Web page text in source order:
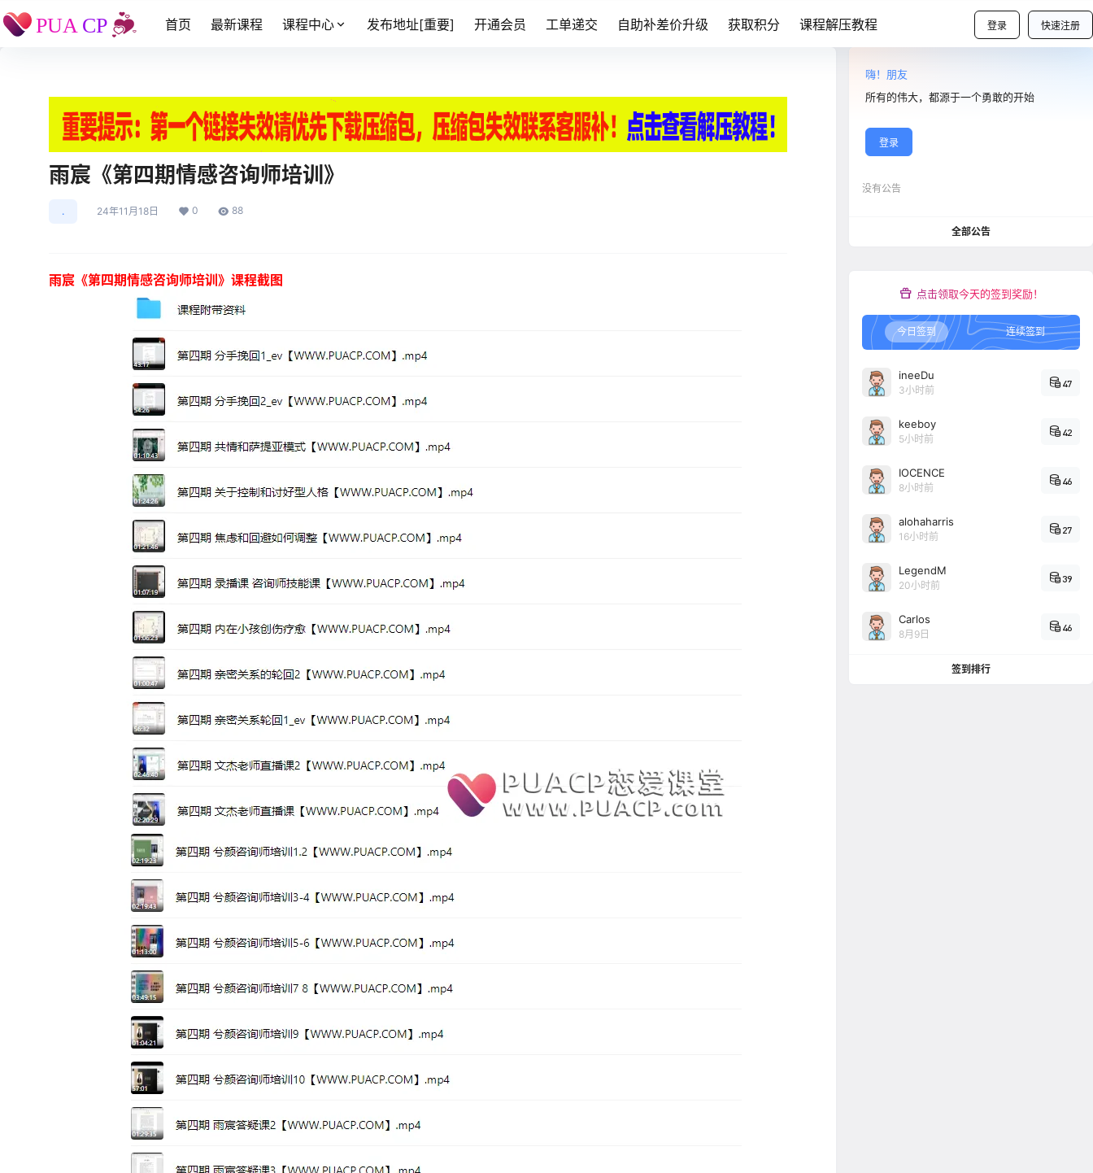
登录 快速注册
首页 最新课程 课程中心 发布地址[重要] 开通会员 工单递交 自助补差价升级 获取积分 课程解压教程
雨宸《第四期情感咨询师培训》
. 24年11月18日 0 88
雨宸《第四期情感咨询师培训》课程截图
嗨！朋友
所有的伟大，都源于一个勇敢的开始
登录
没有公告
全部公告
点击领取今天的签到奖励！
今日签到 连续签到
ineeDu
3小时前
47
keeboy
5小时前
42
IOCENCE
8小时前
46
alohaharris
16小时前
27
LegendM
20小时前
39
Carlos
8月9日
46
签到排行